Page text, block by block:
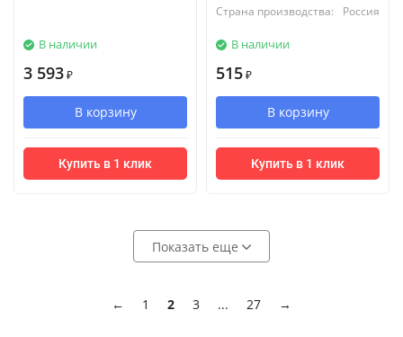
В наличии
3 593 ₽
В корзину
Купить в 1 клик
Страна производства:
Россия
В наличии
515 ₽
В корзину
Купить в 1 клик
Показать еще
← 1 2 3 ... 27 →